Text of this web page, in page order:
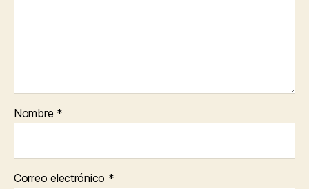
Nombre *
Correo electrónico *